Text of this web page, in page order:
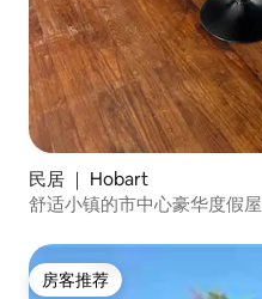
民居 ｜ Hobart
舒适小镇的市中心豪华度假屋
房客推荐
房客推荐